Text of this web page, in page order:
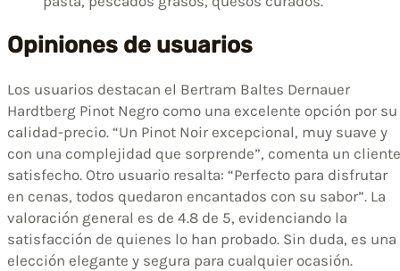
Opiniones de usuarios
Los usuarios destacan el Bertram Baltes Dernauer
Hardtberg Pinot Negro como una excelente opción por su
calidad-precio. “Un Pinot Noir excepcional, muy suave y
con una complejidad que sorprende”, comenta un cliente
satisfecho. Otro usuario resalta: “Perfecto para disfrutar
en cenas, todos quedaron encantados con su sabor”. La
valoración general es de 4.8 de 5, evidenciando la
satisfacción de quienes lo han probado. Sin duda, es una
elección elegante y segura para cualquier ocasión.